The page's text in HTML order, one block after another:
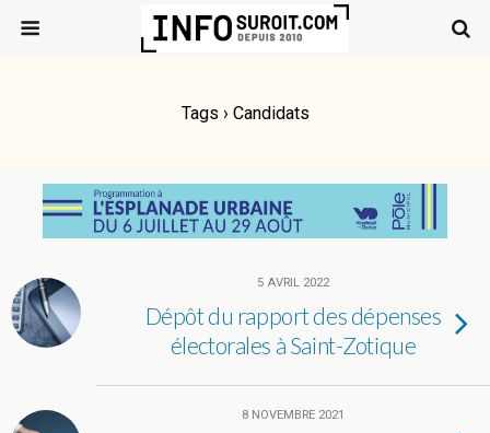
Tags › Candidats
5 AVRIL 2022
Dépôt du rapport des dépenses
électorales à Saint-Zotique
8 NOVEMBRE 2021